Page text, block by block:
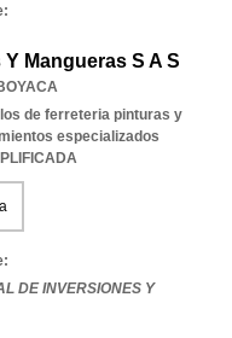
Mangueras S A S
de ferreteria pinturas y
especializados
DE INVERSIONES Y